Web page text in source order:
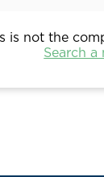
is not the
Search a